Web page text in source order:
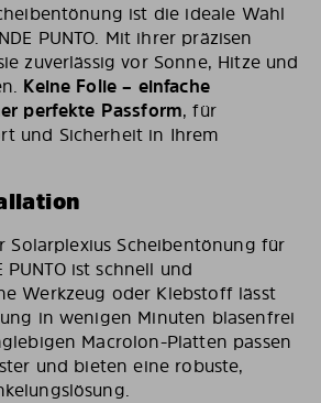
ist die ideale Wahl
PUNTO. Mit ihrer präzisen
zuverlässig vor Sonne, Hitze und
Keine Folie – einfache
perfekte Passform, für
und Sicherheit in Ihrem
Solarplexius Scheibentönung für
PUNTO ist schnell und
Werkzeug oder Klebstoff lässt
in wenigen Minuten blasenfrei
Macrolon-Platten passen
und bieten eine robuste,